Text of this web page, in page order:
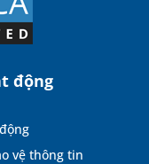
động
vệ thông tin